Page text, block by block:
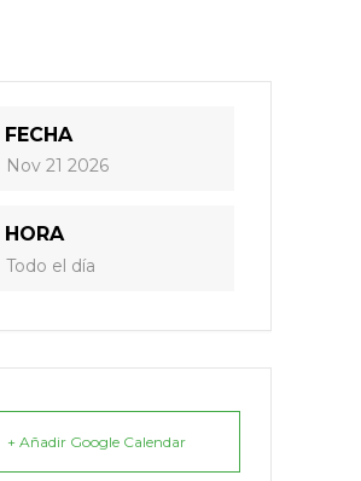
FECHA
Nov 21 2026
HORA
Todo el día
+ Añadir Google Calendar